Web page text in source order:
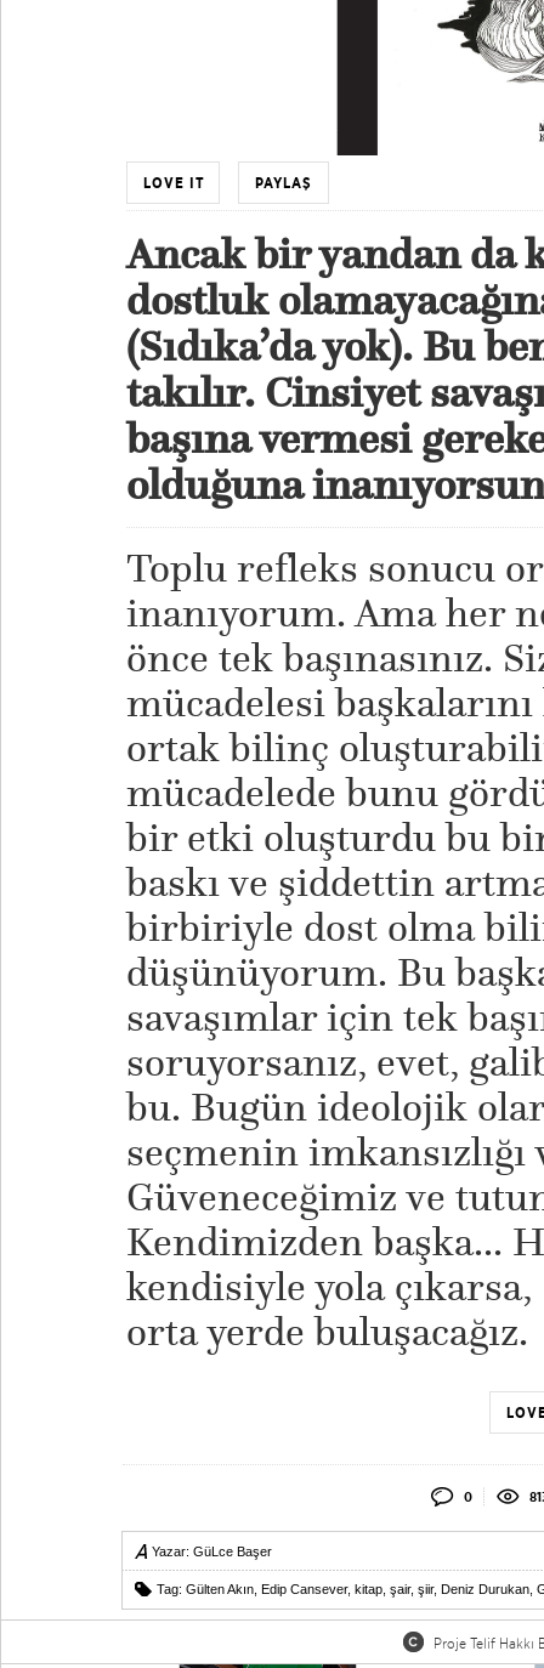
LOVE IT PAYLAŞ
Ancak bir yandan da
dostluk
(Sıdıka’da yok). Bu
takılır. Cinsiyet
başına vermesi
olduğuna
Toplu refleks sonucu
inanıyorum. Ama her
önce tek başınasınız.
mücadelesi
ortak bilinç
mücadelede bunu
bir etki oluşturdu bu
baskı ve şiddettin
birbiriyle dost olma
düşünüyorum. Bu
savaşımlar için tek
soruyorsanız, evet,
bu. Bugün ideolojik
seçmenin
Güveneceğimiz ve
Kendimizden başka...
kendisiyle yola
orta yerde buluşacağız.
0
Yazar: GüLce Başer
Tag: Gülten Akın Edip Cansever, kitap şair, şiir, Deniz Durukan
Proje Telif Hakkı